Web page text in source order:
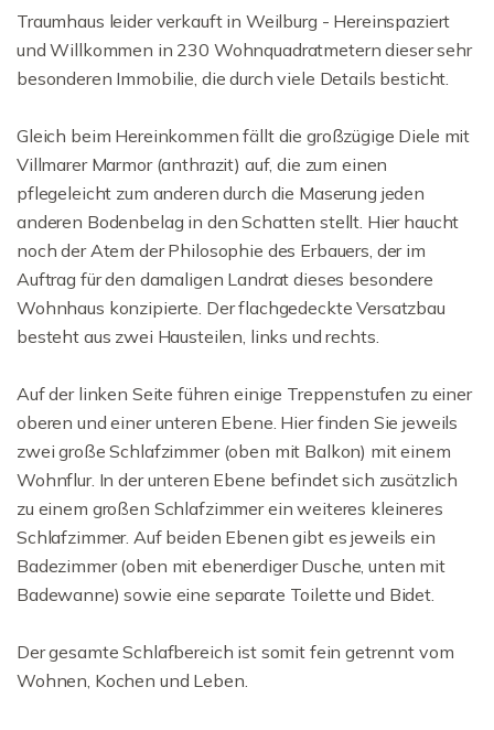
Traumhaus leider verkauft in Weilburg - Hereinspaziert
und Willkommen in 230 Wohnquadratmetern dieser sehr
besonderen Immobilie, die durch viele Details besticht.
Gleich beim Hereinkommen fällt die großzügige Diele mit
Villmarer Marmor (anthrazit) auf, die zum einen
pflegeleicht zum anderen durch die Maserung jeden
anderen Bodenbelag in den Schatten stellt. Hier haucht
noch der Atem der Philosophie des Erbauers, der im
Auftrag für den damaligen Landrat dieses besondere
Wohnhaus konzipierte. Der flachgedeckte Versatzbau
besteht aus zwei Hausteilen, links und rechts.
Auf der linken Seite führen einige Treppenstufen zu einer
oberen und einer unteren Ebene. Hier finden Sie jeweils
zwei große Schlafzimmer (oben mit Balkon) mit einem
Wohnflur. In der unteren Ebene befindet sich zusätzlich
zu einem großen Schlafzimmer ein weiteres kleineres
Schlafzimmer. Auf beiden Ebenen gibt es jeweils ein
Badezimmer (oben mit ebenerdiger Dusche, unten mit
Badewanne) sowie eine separate Toilette und Bidet.
Der gesamte Schlafbereich ist somit fein getrennt vom
Wohnen, Kochen und Leben.